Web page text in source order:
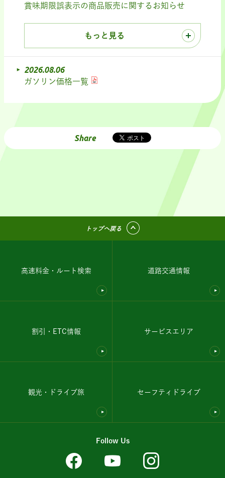
賞味期限誤表示の商品販売に関するお知らせ
もっと見る
2026.08.06
ガソリン価格一覧
Share
トップへ戻る
高速料金・ルート検索 道路交通情報
割引・ETC情報 サービスエリア
観光・ドライブ旅 セーフティドライブ
Follow Us